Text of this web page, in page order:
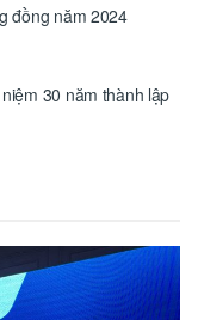
đồng năm 2024
30 năm thành lập